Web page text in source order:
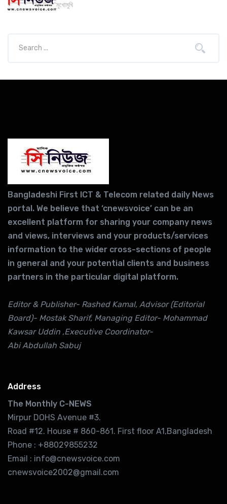
মুখোমুখি
Bangladeshi First ICT & Telecom related daily News
portal. We believe that ‘cnewsvoice’ can be an
excellent platform for sharing your company news
and views, interviews and your products/services
information to the wider cross-sections of people
in general and your potential clients and business
partners in the particular digital platform.
Editor & Publisher- Rashed Kamal, Advisor (Editorial
Board)- Mostak Sharif, Managing Editor- Mohammad
Kawsar Uddin ,Executive Coordinator-
Abi Abdullah Sabuj
Address
The Monthly C-NEWS
Mirpur DOHS Avenue #3.
Road #12. House # 860-861. First floor A1,Bangladesh
Phone : +88029855232
Email : info@cnewsvoice.com
cnewsvoice2002@gmail.com